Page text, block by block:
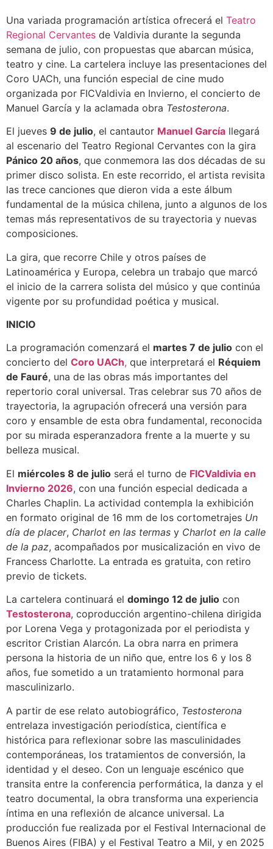
Una variada programación artística ofrecerá el Teatro
Regional Cervantes de Valdivia durante la segunda
semana de julio, con propuestas que abarcan música,
teatro y cine. La cartelera incluye las presentaciones del
Coro UACh, una función especial de cine mudo
organizada por FICValdivia en Invierno, el concierto de
Manuel García y la aclamada obra Testosterona.
El jueves 9 de julio, el cantautor Manuel García llegará
al escenario del Teatro Regional Cervantes con la gira
Pánico 20 años, que conmemora las dos décadas de su
primer disco solista. En este recorrido, el artista revisita
las trece canciones que dieron vida a este álbum
fundamental de la música chilena, junto a algunos de los
temas más representativos de su trayectoria y nuevas
composiciones.
La gira, que recorre Chile y otros países de
Latinoamérica y Europa, celebra un trabajo que marcó
el inicio de la carrera solista del músico y que continúa
vigente por su profundidad poética y musical.
INICIO
La programación comenzará el martes 7 de julio con el
concierto del Coro UACh, que interpretará el Réquiem
de Fauré, una de las obras más importantes del
repertorio coral universal. Tras celebrar sus 70 años de
trayectoria, la agrupación ofrecerá una versión para
coro y ensamble de esta obra fundamental, reconocida
por su mirada esperanzadora frente a la muerte y su
belleza musical.
El miércoles 8 de julio será el turno de FICValdivia en
Invierno 2026, con una función especial dedicada a
Charles Chaplin. La actividad contempla la exhibición
en formato original de 16 mm de los cortometrajes Un
día de placer, Charlot en las termas y Charlot en la calle
de la paz, acompañados por musicalización en vivo de
Francess Charlotte. La entrada es gratuita, con retiro
previo de tickets.
La cartelera continuará el domingo 12 de julio con
Testosterona, coproducción argentino-chilena dirigida
por Lorena Vega y protagonizada por el periodista y
escritor Cristian Alarcón. La obra narra en primera
persona la historia de un niño que, entre los 6 y los 8
años, fue sometido a un tratamiento hormonal para
masculinizarlo.
A partir de ese relato autobiográfico, Testosterona
entrelaza investigación periodística, científica e
histórica para reflexionar sobre las masculinidades
contemporáneas, los tratamientos de conversión, la
identidad y el deseo. Con un lenguaje escénico que
transita entre la conferencia performática, la danza y el
teatro documental, la obra transforma una experiencia
íntima en una reflexión de alcance universal. La
producción fue realizada por el Festival Internacional de
Buenos Aires (FIBA) y el Festival Teatro a Mil, y en 2025